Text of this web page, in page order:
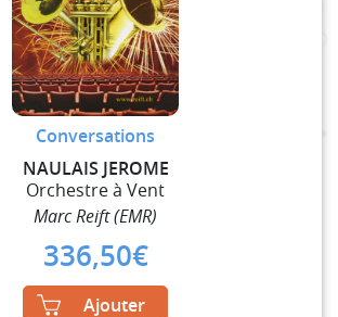
Conversations
NAULAIS JEROME
Orchestre à Vent
Marc Reift (EMR)
336,50€
Ajouter